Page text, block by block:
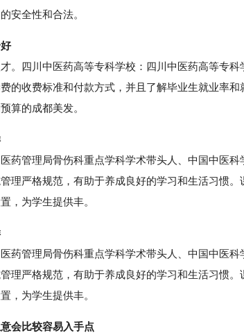
安全性和合法。
四川中医药高等专科学校：四川中医药高等专科
的收费标准和付款方式，并且了解毕业生就业率
算的成都美发。
管理局骨伤科重点学科学术带头人、中国中医科
理严格规范，有助于养成良好的学习和生活习惯
，为学生提供丰。
管理局骨伤科重点学科学术带头人、中国中医科
理严格规范，有助于养成良好的学习和生活习惯
，为学生提供丰。
会比较容易入手点